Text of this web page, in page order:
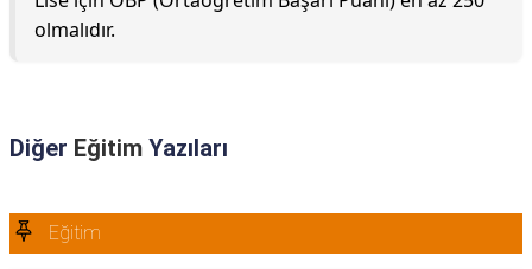
olmalıdır.
Diğer Eğitim Yazıları
Eğitim